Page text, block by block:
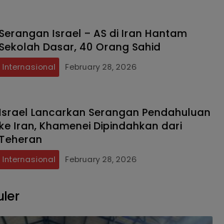
Serangan Israel – AS di Iran Hantam
Sekolah Dasar, 40 Orang Sahid
Internasional February 28, 2026
Israel Lancarkan Serangan Pendahuluan
ke Iran, Khamenei Dipindahkan dari
Teheran
Internasional February 28, 2026